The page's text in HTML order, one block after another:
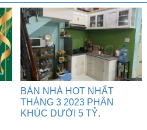
BÁN NHÀ HOT NHẤT
THÁNG 3 2023 PHÂN
KHÚC DƯỚI 5 TỶ.